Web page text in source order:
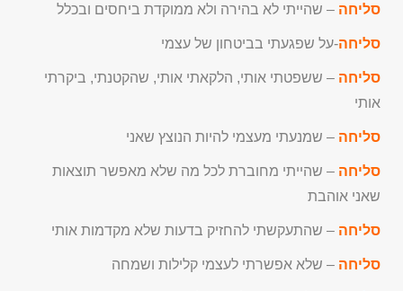
סליחה – שהייתי לא בהירה ולא ממוקדת ביחסים ובכלל
סליחה-על שפגעתי בביטחון של עצמי
סליחה – ששפטתי אותי, הלקאתי אותי, שהקטנתי, ביקרתי
אותי
סליחה – שמנעתי מעצמי להיות הנוצץ שאני
סליחה – שהייתי מחוברת לכל מה שלא מאפשר תוצאות
שאני אוהבת
סליחה – שהתעקשתי להחזיק בדעות שלא מקדמות אותי
סליחה – שלא אפשרתי לעצמי קלילות ושמחה